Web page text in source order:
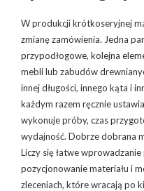
W produkcji krótkoseryjnej
zmianę zamówienia. Jedna
przypodłogowe, kolejna
mebli lub zabudów
innej długości, innego kąta i
każdym razem ręcznie
wykonuje próby, czas
wydajność. Dobrze dobrana
Liczy się łatwe
pozycjonowanie materiału i
zleceniach, które wracają po